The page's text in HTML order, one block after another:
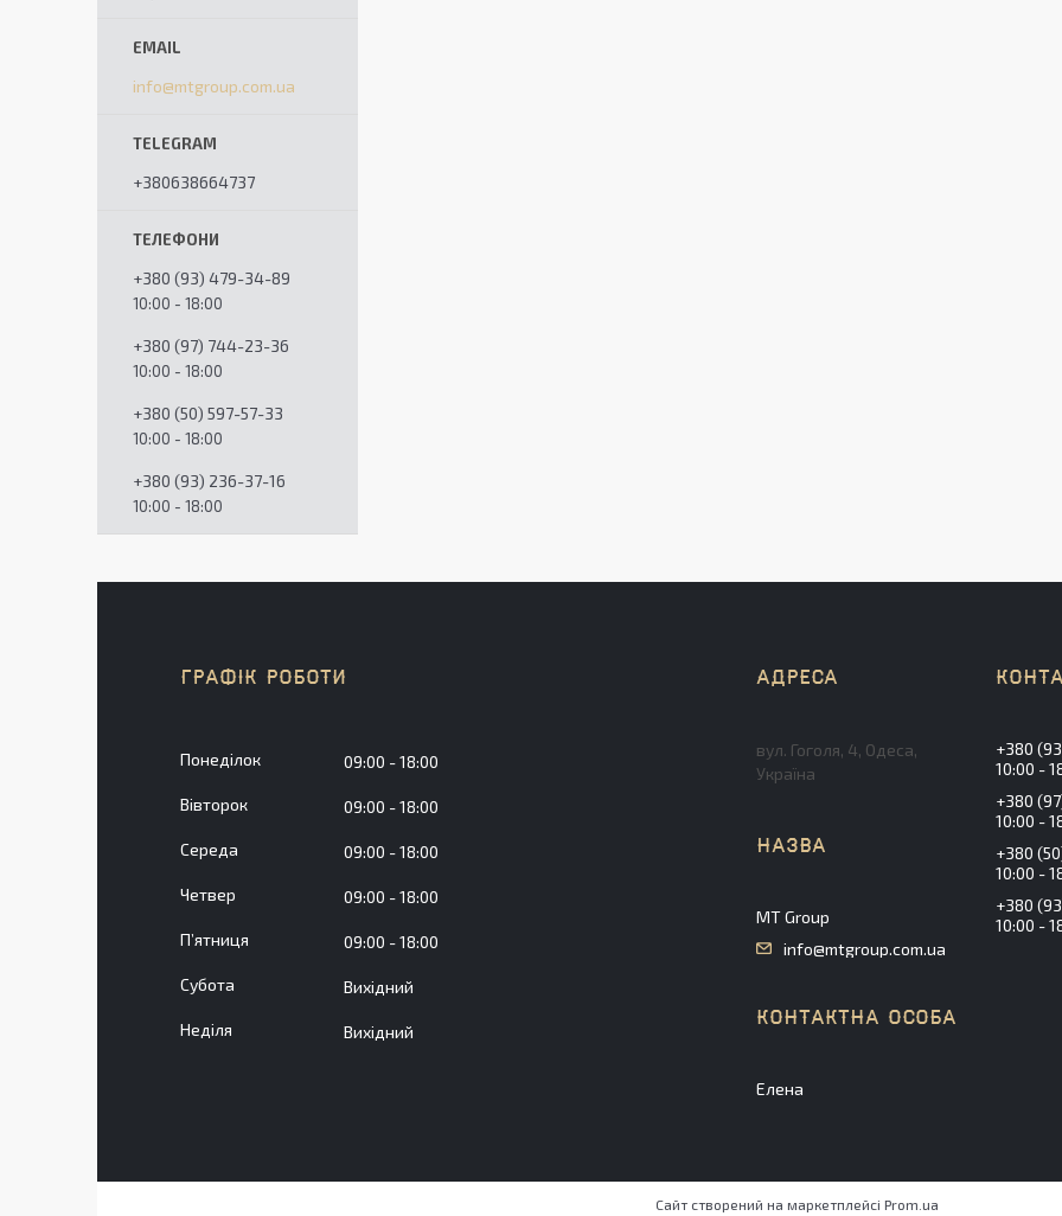
info@mtgroup.com.ua
+380638664737
+380 (93) 479-34-89
10:00 - 18:00
+380 (97) 744-23-36
10:00 - 18:00
+380 (50) 597-57-33
10:00 - 18:00
+380 (93) 236-37-16
10:00 - 18:00
ГРАФІК РОБОТИ
Понеділок 09:00 18:00
Вівторок 09:00 18:00
Середа 09:00 18:00
Четвер 09:00 18:00
Пʼятниця 09:00 18:00
Субота Вихідний
Неділя Вихідний
вул. Гоголя, 4, Одеса,
Україна
MT Group
info@mtgroup.com.ua
Елена
+380
10:00 -
+380
10:00 -
+380
10:00 -
+380
10:00 -
Сайт створений на маркетплейсі Prom.ua